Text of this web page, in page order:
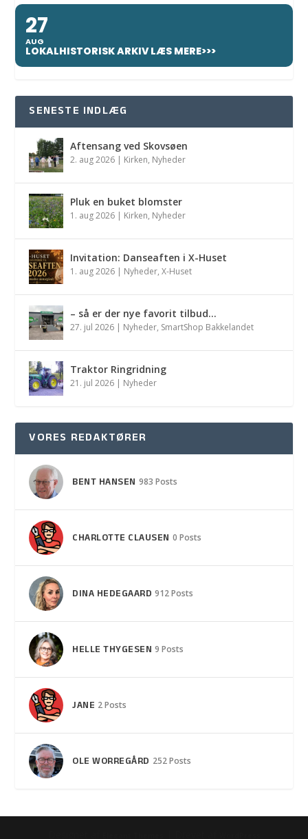
27
AUG
LOKALHISTORISK ARKIV LÆS MERE>>>
SENESTE INDLÆG
Aftensang ved Skovsøen
2. aug 2026 Kirken, Nyheder
Pluk en buket blomster
1. aug 2026 Kirken, Nyheder
Invitation: Danseaften i X-Huset
1. aug 2026 Nyheder,X-Huset
– så er der nye favorit tilbud…
27. jul 2026 Nyheder, SmartShop Bakkelandet
Traktor Ringridning
21. jul 2026 Nyheder
VORES REDAKTØRER
BENT HANSEN 983 Posts
CHARLOTTE CLAUSEN 0 Posts
DINA HEDEGAARD 912 Posts
HELLE THYGESEN 9 Posts
JANE 2 Posts
OLE WORREGÅRD 252 Posts